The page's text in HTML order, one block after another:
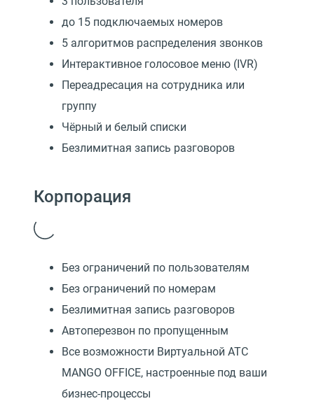
до 15 подключаемых номеров
5 алгоритмов распределения звонков
Интерактивное голосовое меню (IVR)
Переадресация на сотрудника или
группу
Чёрный и белый списки
Безлимитная запись разговоров
Корпорация
Без ограничений по пользователям
Без ограничений по номерам
Безлимитная запись разговоров
Автоперезвон по пропущенным
Все возможности Виртуальной АТС
MANGO OFFICE, настроенные под ваши
бизнес-процессы